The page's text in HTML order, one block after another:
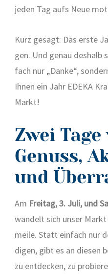
jeden Tag aufs Neue
Kurz gesagt: Das ers­te
gen. Und genau
fach nur „Dan­ke“,
Ihnen ein Jahr EDEKA
Markt!
Zwei
Genuss,
und
Am Frei­tag, 3. Juli, und
wan­delt sich unser
mei­le. Statt ein­fach nur
di­gen, gibt es an die­sen
zu ent­de­cken, zu